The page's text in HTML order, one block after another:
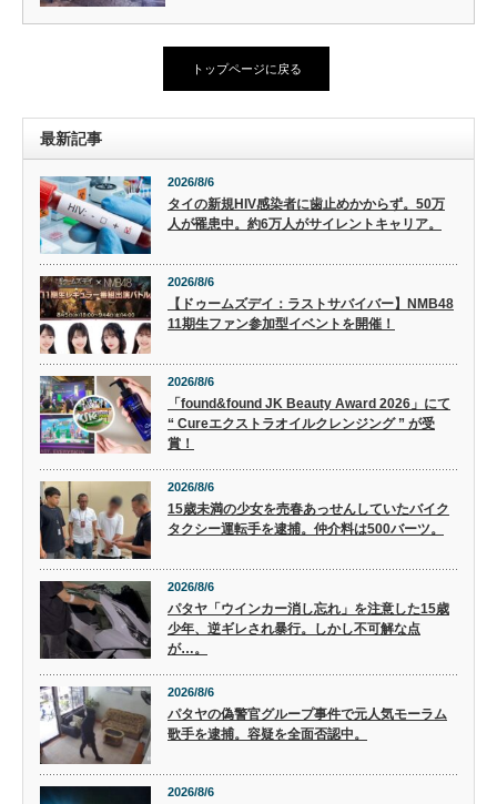
トップページに戻る
最新記事
2026/8/6
タイの新規HIV感染者に歯止めかからず。50万
人が罹患中。約6万人がサイレントキャリア。
2026/8/6
【ドゥームズデイ：ラストサバイバー】NMB48
11期生ファン参加型イベントを開催！
2026/8/6
「found&found JK Beauty Award 2026」にて
“ Cureエクストラオイルクレンジング ” が受
賞！
2026/8/6
15歳未満の少女を売春あっせんしていたバイク
タクシー運転手を逮捕。仲介料は500バーツ。
2026/8/6
パタヤ「ウインカー消し忘れ」を注意した15歳
少年、逆ギレされ暴行。しかし不可解な点
が…。
2026/8/6
パタヤの偽警官グループ事件で元人気モーラム
歌手を逮捕。容疑を全面否認中。
2026/8/6